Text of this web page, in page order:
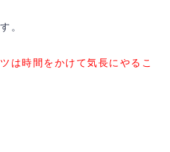
。
は時間をかけて気長にやるこ